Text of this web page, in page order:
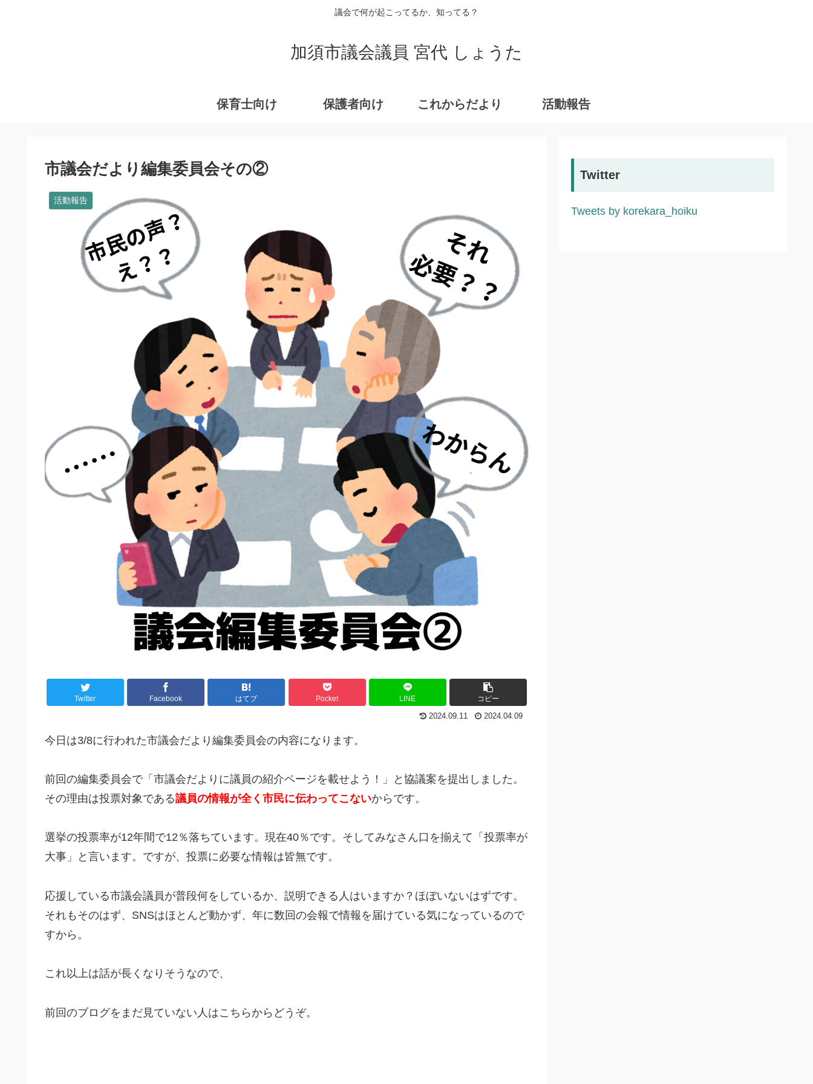
議会で何が起こってるか、知ってる？
加須市議会議員 宮代 しょうた
保育士向け 保護者向け これからだより 活動報告
市議会だより編集委員会その②
活動報告
Twitter Facebook はてブ Pocket LINE コピー
2024.09.11 2024.04.09
今日は3/8に行われた市議会だより編集委員会の内容になります。
前回の編集委員会で「市議会だよりに議員の紹介ページを載せよう！」と協議案を提出しました。
その理由は投票対象である議員の情報が全く市民に伝わってこないからです。
選挙の投票率が12年間で12％落ちています。現在40％です。そしてみなさん口を揃えて「投票率が
大事」と言います。ですが、投票に必要な情報は皆無です。
応援している市議会議員が普段何をしているか、説明できる人はいますか？ほぼいないはずです。
それもそのはず、SNSはほとんど動かず、年に数回の会報で情報を届けている気になっているので
すから。
これ以上は話が長くなりそうなので、
前回のブログをまだ見ていない人はこちらからどうぞ。
Twitter
Tweets by korekara_hoiku